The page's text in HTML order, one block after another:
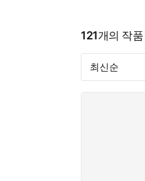
121개의 작품